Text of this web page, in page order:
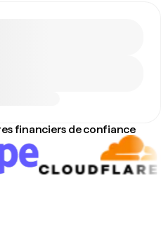
financiers de confiance